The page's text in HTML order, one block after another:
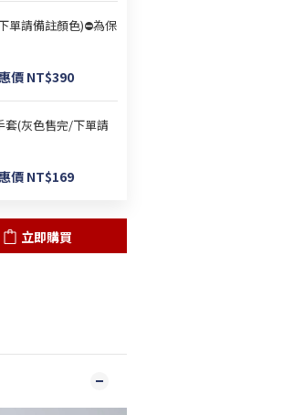
單請備註顏色)⛔為保
價 NT$390
套(灰色售完/下單請
價 NT$169
立即購買